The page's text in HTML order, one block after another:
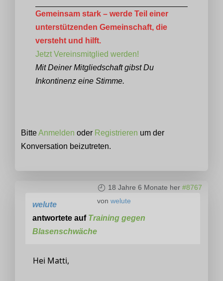
Gemeinsam stark – werde Teil einer
unterstützenden Gemeinschaft, die
versteht und hilft.
Jetzt Vereinsmitglied werden!
Mit Deiner Mitgliedschaft gibst Du
Inkontinenz eine Stimme.
BitteAnmelden oder Registrieren um der
Konversation beizutreten.
18 Jahre 6 Monate her #8767
von welute
welute
antwortete auf Training gegen
Blasenschwäche
Hei Matti,